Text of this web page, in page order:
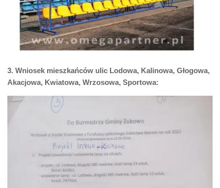
3. Wniosek mieszkańców ulic Lodowa, Kalinowa, Głogowa,
Akacjowa, Kwiatowa, Wrzosowa, Sportowa: